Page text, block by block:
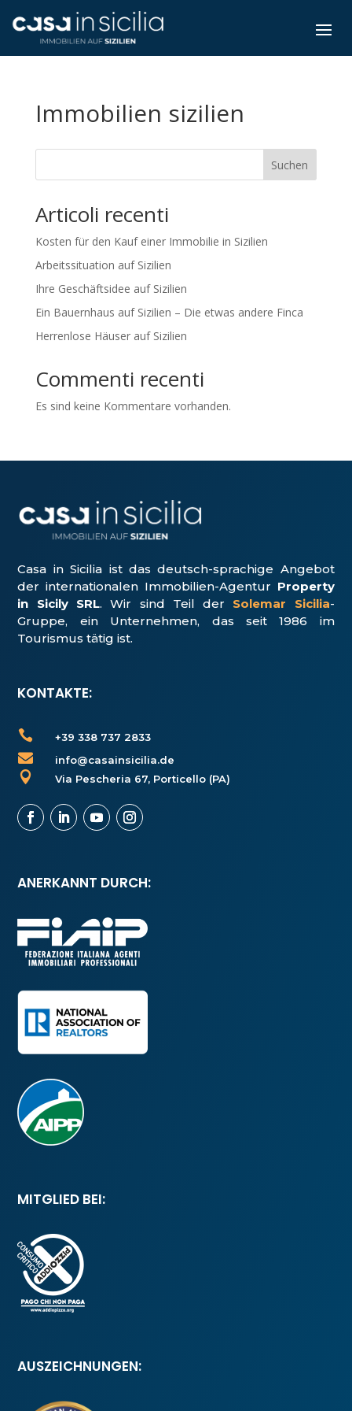
Immobilien sizilien
Suchen
Articoli recenti
Kosten für den Kauf einer Immobilie in Sizilien
Arbeitssituation auf Sizilien
Ihre Geschäftsidee auf Sizilien
Ein Bauernhaus auf Sizilien – Die etwas andere Finca
Herrenlose Häuser auf Sizilien
Commenti recenti
Es sind keine Kommentare vorhanden.
Casa in Sicilia ist das deutsch-sprachige Angebot
der internationalen Immobilien-Agentur Property
in Sicily SRL. Wir sind Teil der Solemar Sicilia-
Gruppe, ein Unter­nehmen, das seit 1986 im
Tourismus tätig ist.
KONTAKTE:
 +39 338 737 2833
 info@casainsicilia.de
 Via Pescheria 67, Porticello (PA)
ANERKANNT DURCH:
MITGLIED BEI:
AUSZEICHNUNGEN: